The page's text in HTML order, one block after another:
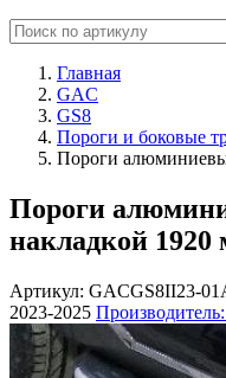
Главная
GAC
GS8
Пороги и боковые
Пороги
Пороги
накладкой 1920
Артикул: GACGS8II23-
2023-2025